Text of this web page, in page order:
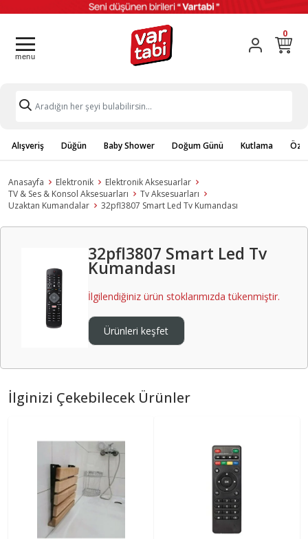
0
Alışveriş Düğün Baby Shower Doğum Günü Kutlama
Anasayfa Elektronik
Elektronik Aksesuarlar
TV & Ses & Konsol Aksesuarları
Tv Aksesuarları
Uzaktan Kumandalar
32pfl3807 Smart Led Tv Kumandası
32pfl3807 Smart Led Tv
Kumandası
İlgilendiğiniz ürün stoklarımızda tükenmiştir.
Ürünleri keşfet
İlginizi Çekebilecek Ürünler